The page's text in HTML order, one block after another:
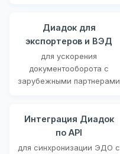
Диадок для
экспортеров и ВЭД
для ускорения
документооборота с
зарубежными партнерами
Интеграция Диадок
по API
для синхронизации ЭДО с